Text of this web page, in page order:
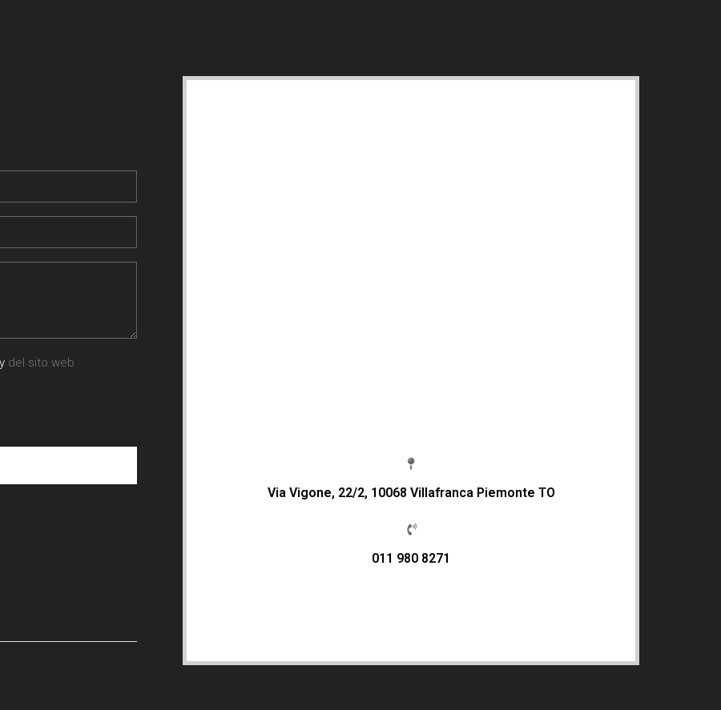
del sito web
Via Vigone, 22/2, 10068 Villafranca Piemonte TO
011 980 8271